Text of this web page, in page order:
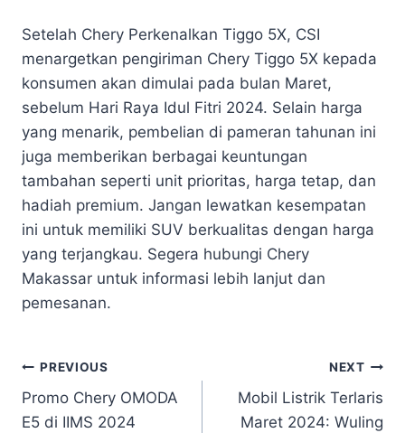
Setelah Chery Perkenalkan Tiggo 5X, CSI
menargetkan pengiriman Chery Tiggo 5X kepada
konsumen akan dimulai pada bulan Maret,
sebelum Hari Raya Idul Fitri 2024. Selain harga
yang menarik, pembelian di pameran tahunan ini
juga memberikan berbagai keuntungan
tambahan seperti unit prioritas, harga tetap, dan
hadiah premium. Jangan lewatkan kesempatan
ini untuk memiliki SUV berkualitas dengan harga
yang terjangkau. Segera hubungi Chery
Makassar untuk informasi lebih lanjut dan
pemesanan.
PREVIOUS
Promo Chery OMODA
E5 di IIMS 2024
NEXT
Mobil Listrik Terlaris
Maret 2024: Wuling